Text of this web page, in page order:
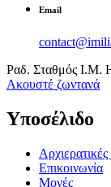
Email
Ραδ. Σταθμός Ι.Μ.
Aκουστέ ζωντανά
Υποσέλιδο
Επικοινωνία
Μονές